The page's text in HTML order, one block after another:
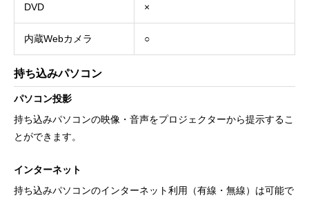
DVD ×
内蔵Webカメラ ○
持ち込みパソコン
パソコン投影
持ち込みパソコンの映像・音声をプロジェクターから提示するこ
とができます。
インターネット
持ち込みパソコンのインターネット利用（有線・無線）は可能で